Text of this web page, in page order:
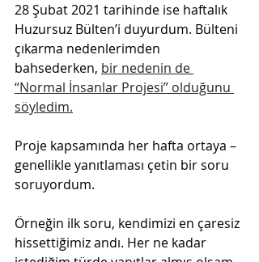
28 Şubat 2021 tarihinde ise haftalık
Huzursuz Bülten’i duyurdum. Bülteni
çıkarma nedenlerimden
bahsederken, bir nedenin de
“Normal İnsanlar Projesi” olduğunu
söyledim.
Proje kapsamında her hafta ortaya –
genellikle yanıtlaması çetin bir soru
soruyordum.
Örneğin ilk soru, kendimizi en çaresiz
hissettiğimiz andı. Her ne kadar